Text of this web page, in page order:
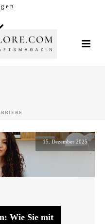
e n
15. Dezember 2025
Wie Sie mit